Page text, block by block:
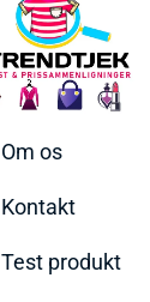
Om os
Kontakt
Test produkt
2025